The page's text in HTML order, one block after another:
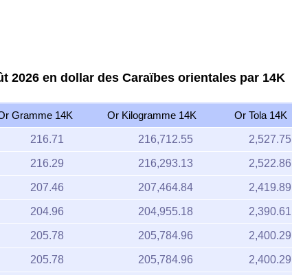
216.71 216,712.55 2,527.75
216.29 216,293.13 2,522.86
207.46 207,464.84 2,419.89
204.96 204,955.18 2,390.61
205.78 205,784.96 2,400.29
205.78 205,784.96 2,400.29
205.78 205,784.96 2,400.29